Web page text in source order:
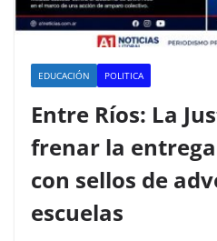
EDUCACIÓN POLITICA
Entre Ríos: La
frenar la
con sellos de
escuelas